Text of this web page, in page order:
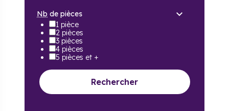
Nb de pièces
1 pièce
2 pièces
3 pièces
4 pièces
5 pièces et +
Rechercher